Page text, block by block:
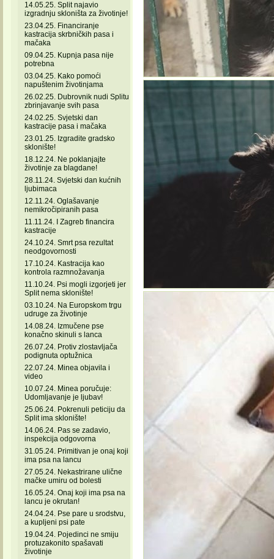
14.05.25. Split najavio
izgradnju skloništa za životinje!
23.04.25. Financiranje
kastracija skrbničkih pasa i
mačaka
09.04.25. Kupnja pasa nije
potrebna
03.04.25. Kako pomoći
napuštenim životinjama
26.02.25. Dubrovnik nudi Splitu
zbrinjavanje svih pasa
24.02.25. Svjetski dan
kastracije pasa i mačaka
23.01.25. Izgradite gradsko
sklonište!
18.12.24. Ne poklanjajte
životinje za blagdane!
28.11.24. Svjetski dan kućnih
ljubimaca
12.11.24. Oglašavanje
nemikročipiranih pasa
11.11.24. I Zagreb financira
kastracije
24.10.24. Smrt psa rezultat
neodgovornosti
17.10.24. Kastracija kao
kontrola razmnožavanja
11.10.24. Psi mogli izgorjeti jer
Split nema sklonište!
03.10.24. Na Europskom trgu
udruge za životinje
14.08.24. Izmučene pse
konačno skinuli s lanca
26.07.24. Protiv zlostavljača
podignuta optužnica
22.07.24. Minea objavila i
video
10.07.24. Minea poručuje:
Udomljavanje je ljubav!
25.06.24. Pokrenuli peticiju da
Split ima sklonište!
14.06.24. Pas se zadavio,
inspekcija odgovorna
31.05.24. Primitivan je onaj koji
ima psa na lancu
27.05.24. Nekastrirane ulične
mačke umiru od bolesti
16.05.24. Onaj koji ima psa na
lancu je okrutan!
24.04.24. Pse pare u srodstvu,
a kupljeni psi pate
19.04.24. Pojedinci ne smiju
protuzakonito spašavati
životinje